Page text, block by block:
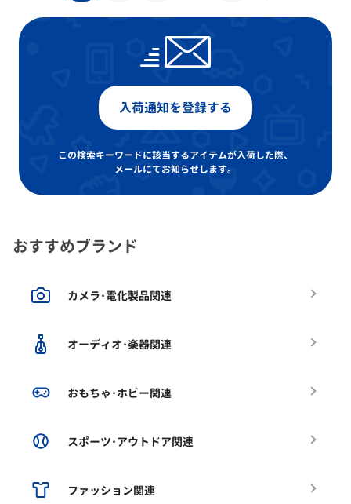
入荷通知を登録する
この検索キーワードに該当するアイテムが入荷した際、
メールにてお知らせします。
おすすめブランド
カメラ･電化製品関連
オーディオ･楽器関連
おもちゃ･ホビー関連
スポーツ･アウトドア関連
ファッション関連